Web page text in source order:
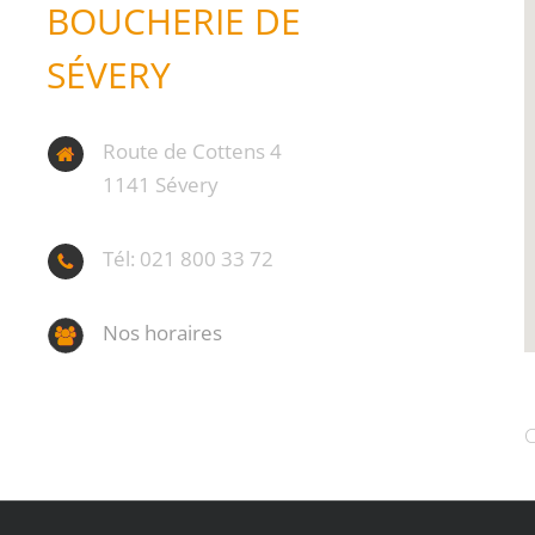
BOUCHERIE DE
SÉVERY
Route de Cottens 4
1141 Sévery
Tél: 021 800 33 72
Nos horaires